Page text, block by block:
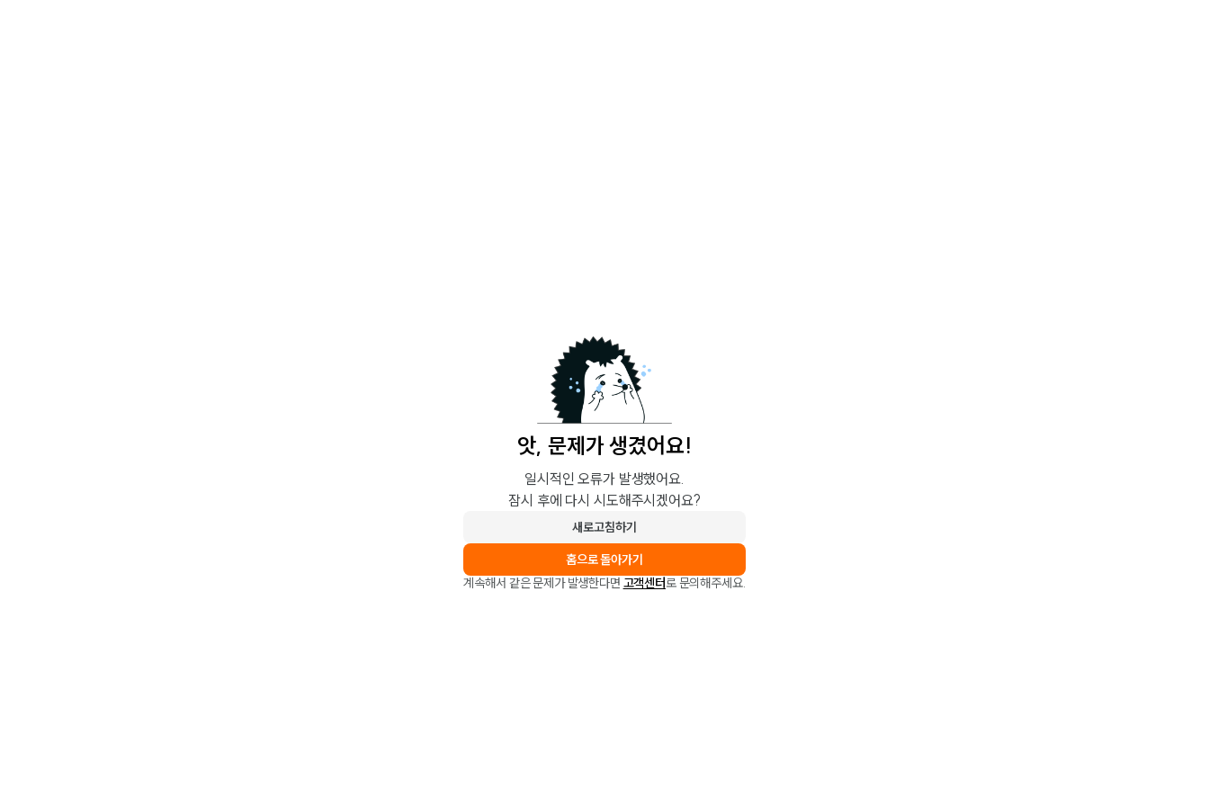
앗, 문제가 생겼어요!
일시적인 오류가 발생했어요.
잠시 후에 다시 시도해주시겠어요?
새로고침하기
홈으로 돌아가기
계속해서 같은 문제가 발생한다면 고객센터로 문의해주세요.